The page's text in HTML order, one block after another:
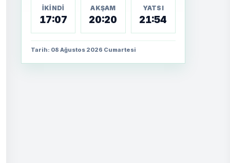
İKINDI
17:07
AKŞAM
20:20
YATSI
21:54
Tarih: 08 Ağustos 2026 Cumartesi